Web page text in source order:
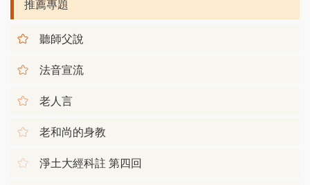
推薦專題
聽師父說
法音宣流
老人言
老和尚的身教
淨土大經科註 第四回